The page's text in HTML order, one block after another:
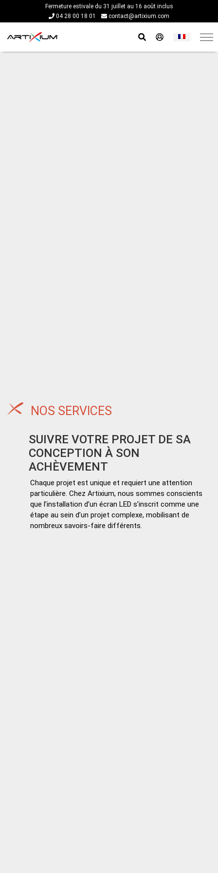
Fermeture estivale du 31 juillet au 16 août inclus
04 28 00 18 01
contact@artixium.com
NOS SERVICES
SUIVRE VOTRE PROJET DE SA
CONCEPTION À SON
ACHÈVEMENT
Chaque projet est unique et requiert une attention
particulière. Chez Artixium, nous sommes conscients
que l’installation d’un écran LED s’inscrit comme une
étape au sein d’un projet complexe, mobilisant de
nombreux savoirs-faire différents.